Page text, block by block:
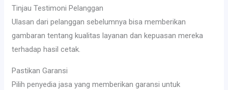
Tinjau Testimoni Pelanggan
Ulasan dari pelanggan sebelumnya bisa memberikan
gambaran tentang kualitas layanan dan kepuasan mereka
terhadap hasil cetak.
Pastikan Garansi
Pilih penyedia jasa yang memberikan garansi untuk